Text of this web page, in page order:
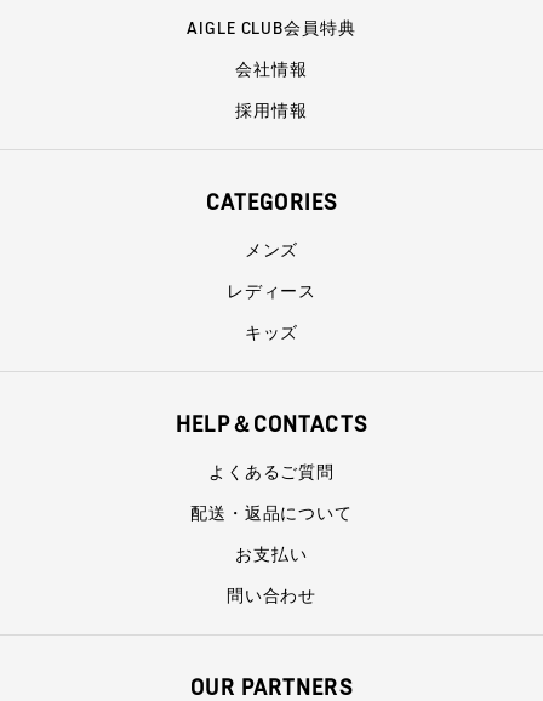
AIGLE CLUB会員特典
会社情報
採用情報
CATEGORIES
メンズ
レディース
キッズ
HELP＆CONTACTS
よくあるご質問
配送・返品について
お支払い
問い合わせ
OUR PARTNERS